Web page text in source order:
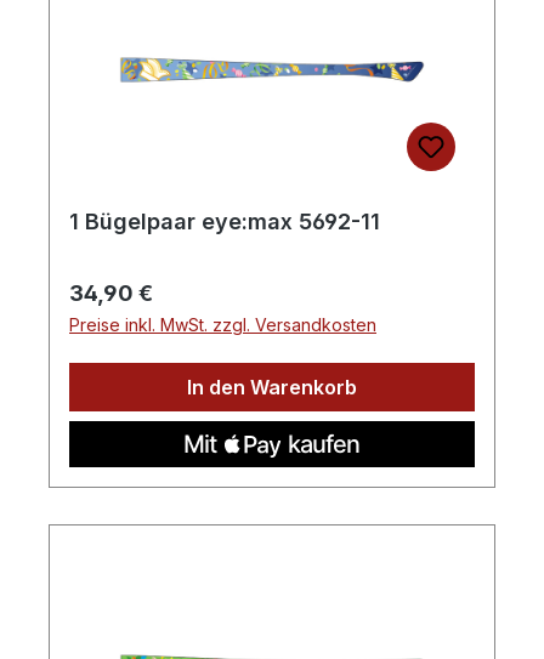
1 Bügelpaar eye:max 5692-11
Regulärer Preis:
34,90 €
Preise inkl. MwSt. zzgl. Versandkosten
In den Warenkorb